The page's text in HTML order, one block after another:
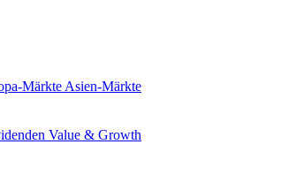
Märkte Asien-Märkte
Value & Growth